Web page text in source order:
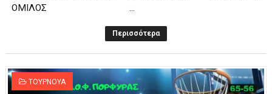
ΟΜΙΛΟΣ ...
Περισσότερα
ΤΟΥΡΝΟΥΑ